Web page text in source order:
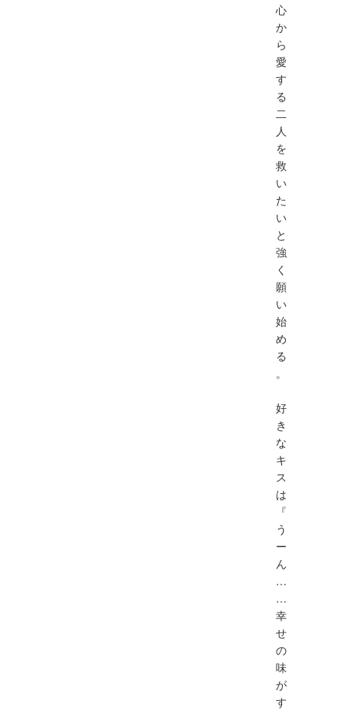
心
か
ら
愛
す
る
二
人
を
救
い
た
い
と
強
く
願
い
始
め
る
。
好
き
な
キ
ス
は
『
う
ー
ん
…
…
幸
せ
の
味
が
す